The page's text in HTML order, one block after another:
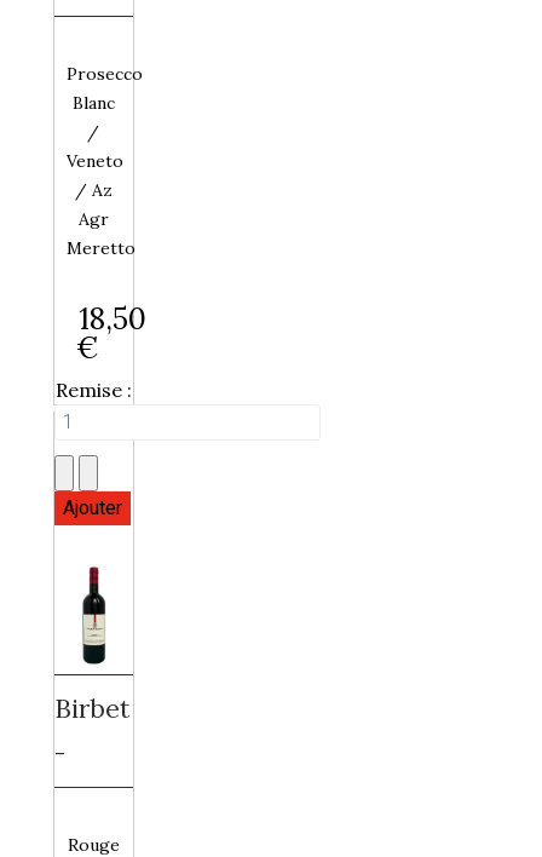
Prosecco
Blanc
/
Veneto
/ Az
Agr
Meretto
18,50
€
Remise :
Birbet
-
Rouge